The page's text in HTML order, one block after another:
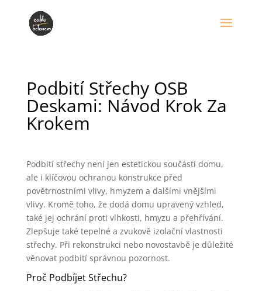
Podbití Střechy OSB
Deskami: Návod Krok Za
Krokem
Podbití střechy není jen estetickou součástí domu,
ale i klíčovou ochranou konstrukce před
povětrnostními vlivy, hmyzem a dalšími vnějšími
vlivy. Kromě toho, že dodá domu upravený vzhled,
také jej ochrání proti vlhkosti, hmyzu a přehřívání.
Zlepšuje také tepelné a zvukově izolační vlastnosti
střechy. Při rekonstrukci nebo novostavbě je důležité
věnovat podbití správnou pozornost.
Proč Podbíjet Střechu?